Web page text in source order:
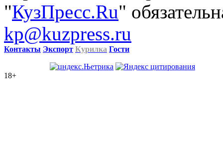
"КузПресс.Ru"
kp@kuzpress.ru
Контакты Экспорт Курилка Гости
18+